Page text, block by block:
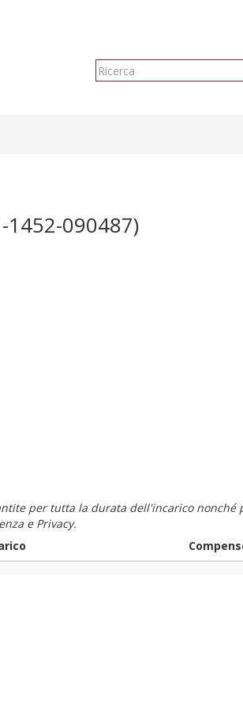
Form
1452-090487)
per tutta la durata dell'incarico nonché
e Privacy.